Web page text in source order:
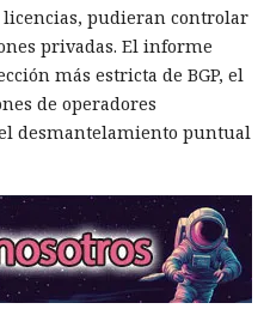
licencias, pudieran controlar
privadas. El informe
más estricta de BGP, el
de operadores
desmantelamiento puntual